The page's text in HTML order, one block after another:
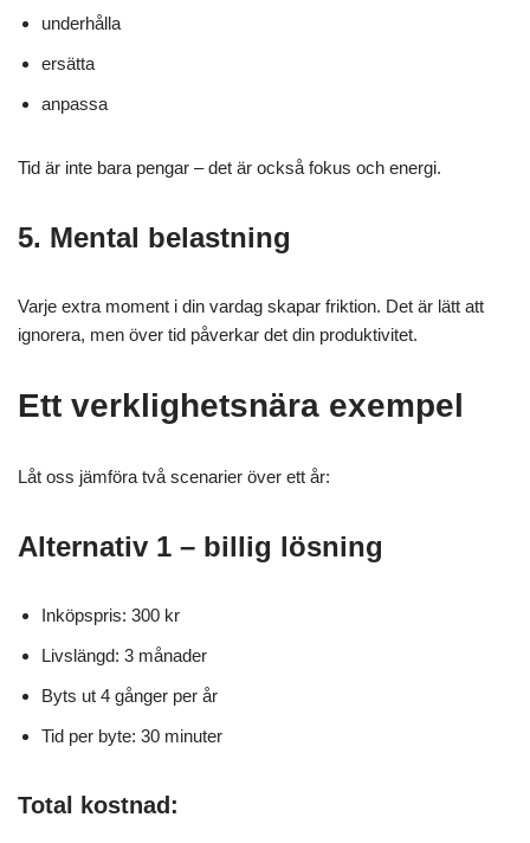
underhålla
ersätta
anpassa
Tid är inte bara pengar – det är också fokus och energi.
5. Mental belastning
Varje extra moment i din vardag skapar friktion. Det är lätt att
ignorera, men över tid påverkar det din produktivitet.
Ett verklighetsnära exempel
Låt oss jämföra två scenarier över ett år:
Alternativ 1 – billig lösning
Inköpspris: 300 kr
Livslängd: 3 månader
Byts ut 4 gånger per år
Tid per byte: 30 minuter
Total kostnad: